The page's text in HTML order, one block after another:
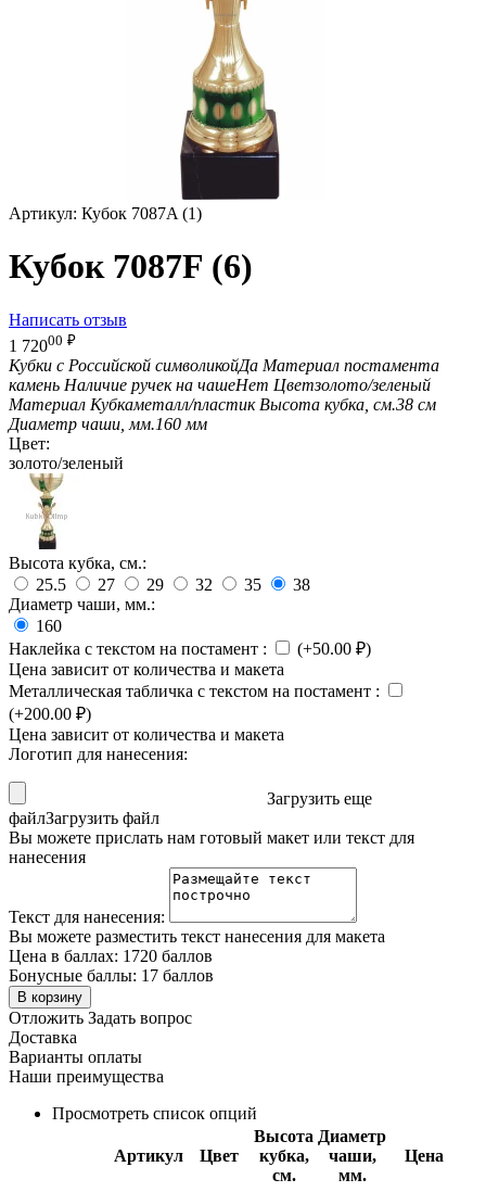
Артикул: Кубок 7087A (1)
Кубок 7087F (6)
Написать отзыв
1 72000 ₽
Кубки с Российской символикойДа Материал постамента
камень Наличие ручек на чашеНет Цветзолото/зеленый
Материал Кубкаметалл/пластик Высота кубка, см.38 см
Диаметр чаши, мм.160 мм
Цвет:
золото/зеленый
Высота кубка, см.:
25.5
27 29 32 35
38
Диаметр чаши, мм.:
160
Наклейка с текстом на постамент : (+50.00 ₽)
Цена зависит от количества и макета
Металлическая табличка с текстом на постамент :
(+200.00 ₽)
Цена зависит от количества и макета
Логотип для нанесения:
Загрузить еще
файлЗагрузить файл
Вы можете прислать нам готовый макет или текст для
нанесения
Текст для нанесения:
Вы можете разместить текст нанесения для макета
Цена в баллах: 1720 баллов
Бонусные баллы: 17 баллов
В корзину
Отложить Задать вопрос
Доставка
Варианты оплаты
Наши преимущества
Просмотреть список опций
Артикул Цвет
Высота
кубка,
см.
Диаметр
чаши,
мм.
Цена